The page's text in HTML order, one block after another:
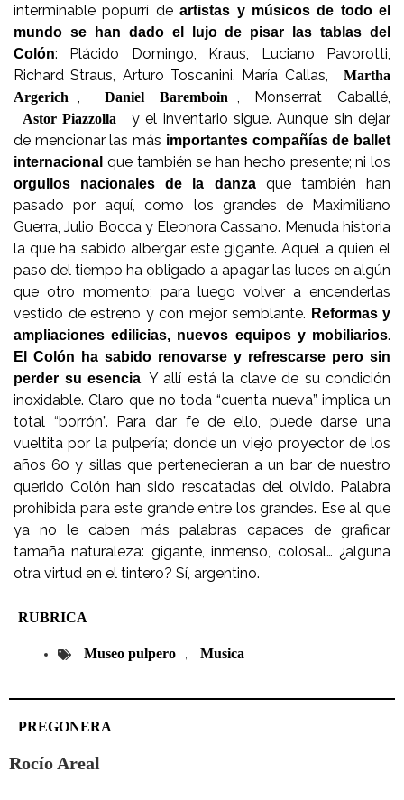
interminable popurrí deartistas y músicos de todo el
mundo se han dado el lujo de pisar las tablas del
Colón: Plácido Domingo, Kraus, Luciano Pavorotti,
Richard Straus, Arturo Toscanini, María Callas,
Martha
Argerich
Daniel Baremboin , Monserrat Caballé,
Astor Piazzolla
y el inventario sigue. Aunque sin dejar
de mencionar las más importantes compañías de ballet
internacional que también se han hecho presente; ni los
orgullos nacionales de la danzaque también han
pasado por aquí, como los grandes de Maximiliano
Guerra, Julio Bocca y Eleonora Cassano. Menuda historia
la que ha sabido albergar este gigante. Aquel a quien el
paso del tiempo ha obligado a apagar las luces en algún
que otro momento; para luego volver a encenderlas
vestido de estreno y con mejor semblante. Reformas y
ampliaciones edilicias, nuevos equipos y mobiliarios.
El Colón ha sabido renovarse y refrescarse pero sin
perder su esencia. Y allí está la clave de su condición
inoxidable. Claro que no toda “cuenta nueva” implica un
total “borrón”. Para dar fe de ello, puede darse una
vueltita por la pulpería; donde un viejo proyector de los
años 60 y sillas que pertenecieran a un bar de nuestro
querido Colón han sido rescatadas del olvido. Palabra
prohibida para este grande entre los grandes. Ese al que
ya no le caben más palabras capaces de graficar
tamaña naturaleza: gigante, inmenso, colosal… ¿alguna
otra virtud en el tintero? Sí, argentino.
RUBRICA
Museo pulpero Musica
PREGONERA
Rocío Areal